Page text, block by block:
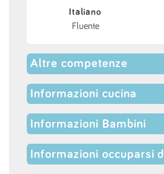
Informazioni occuparsi
Informazioni Bambini
Informazioni cucina
Altre competenze
Italiano
Fluente